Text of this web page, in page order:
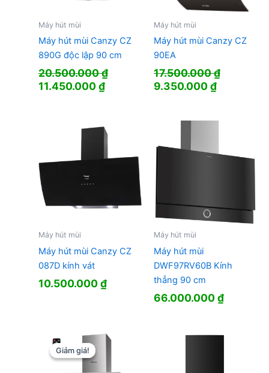
Máy hút mùi
Máy hút mùi Canzy CZ
890G độc lập 90 cm
20.500.000₫
Giá
20.500.000 ₫.
11.450.000₫Giá
là:
11.450.000 ₫.
Máy hút mùi
Máy hút mùi Canzy CZ
90EA
17.500.000₫
Giá
9.350.000₫Giá
Máy hút mùi
Máy hút mùi Canzy CZ
087D kính vát
10.500.000₫
Máy hút mùi
Máy hút mùi
DWF97RV60B Kính
thẳng 90 cm
66.000.000₫
Giảm giá!
Giảm giá!